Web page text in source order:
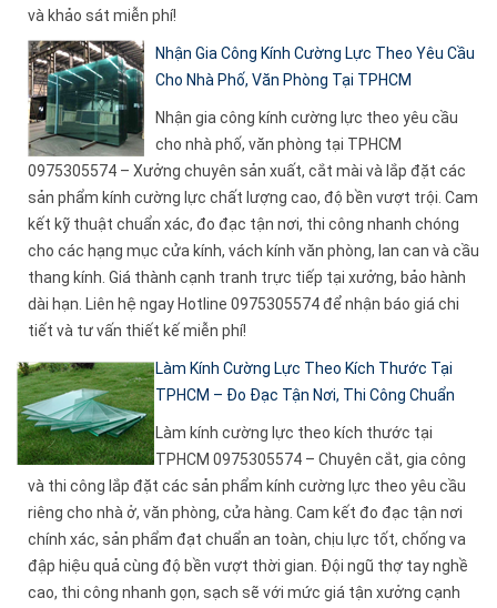
và khảo sát miễn phí!
Nhận Gia Công Kính Cường Lực Theo Yêu Cầu
Cho Nhà Phố, Văn Phòng Tại TPHCM
Nhận gia công kính cường lực theo yêu cầu
cho nhà phố, văn phòng tại TPHCM
0975305574 – Xưởng chuyên sản xuất, cắt mài và lắp đặt các
sản phẩm kính cường lực chất lượng cao, độ bền vượt trội. Cam
kết kỹ thuật chuẩn xác, đo đạc tận nơi, thi công nhanh chóng
cho các hạng mục cửa kính, vách kính văn phòng, lan can và cầu
thang kính. Giá thành cạnh tranh trực tiếp tại xưởng, bảo hành
dài hạn. Liên hệ ngay Hotline 0975305574 để nhận báo giá chi
tiết và tư vấn thiết kế miễn phí!
Làm Kính Cường Lực Theo Kích Thước Tại
TPHCM – Đo Đạc Tận Nơi, Thi Công Chuẩn
Làm kính cường lực theo kích thước tại
TPHCM 0975305574 – Chuyên cắt, gia công
và thi công lắp đặt các sản phẩm kính cường lực theo yêu cầu
riêng cho nhà ở, văn phòng, cửa hàng. Cam kết đo đạc tận nơi
chính xác, sản phẩm đạt chuẩn an toàn, chịu lực tốt, chống va
đập hiệu quả cùng độ bền vượt thời gian. Đội ngũ thợ tay nghề
cao, thi công nhanh gọn, sạch sẽ với mức giá tận xưởng cạnh